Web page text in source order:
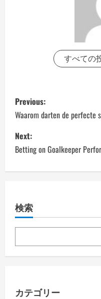
すべての
P
o
s
t
a
v
i
a
Previous:
Waarom darten de perfecte
Next:
Betting on Goalkeeper
検索
カテゴリー